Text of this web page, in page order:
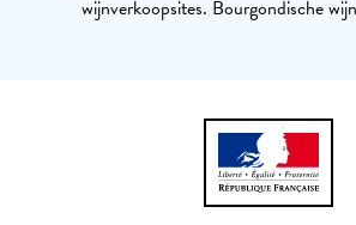
wijnverkoopsites. Bourgondische